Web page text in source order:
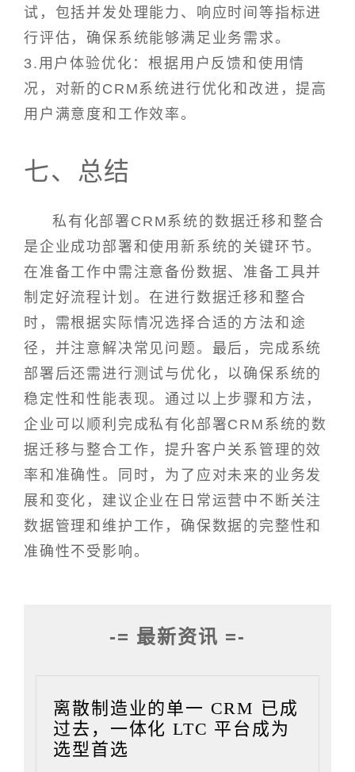
试，包括并发处理能力、响应时间等指标进
行评估，确保系统能够满足业务需求。
3.用户体验优化：根据用户反馈和使用情
况，对新的CRM系统进行优化和改进，提高
用户满意度和工作效率。
七、总结
私有化部署CRM系统的数据迁移和整合
是企业成功部署和使用新系统的关键环节。
在准备工作中需注意备份数据、准备工具并
制定好流程计划。在进行数据迁移和整合
时，需根据实际情况选择合适的方法和途
径，并注意解决常见问题。最后，完成系统
部署后还需进行测试与优化，以确保系统的
稳定性和性能表现。通过以上步骤和方法，
企业可以顺利完成私有化部署CRM系统的数
据迁移与整合工作，提升客户关系管理的效
率和准确性。同时，为了应对未来的业务发
展和变化，建议企业在日常运营中不断关注
数据管理和维护工作，确保数据的完整性和
准确性不受影响。
-= 最新资讯 =-
离散制造业的单一 CRM 已成
过去，一体化 LTC 平台成为
选型首选